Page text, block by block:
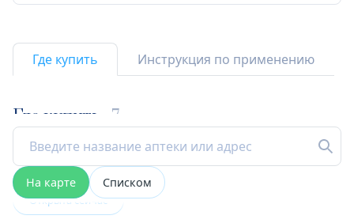
Где купить Инструкция по применению
Где купить 7
На карте Списком
Открыта сейчас